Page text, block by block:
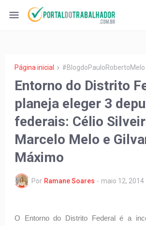
Página inicial #BlogdoPauloRobertoMelo
Entorno do Distrito
planeja eleger 3
federais: Célio
Marcelo Melo e
Máximo
Por Ramane Soares - maio 12, 2014
O Entorno do Distrito Federal é a